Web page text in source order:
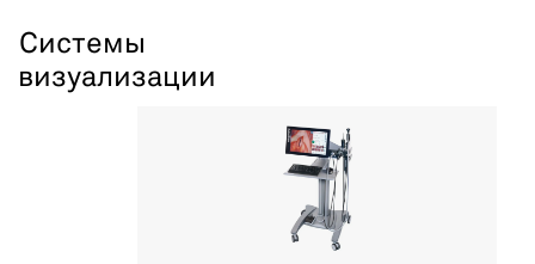
Системы
визуализации